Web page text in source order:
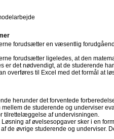
forudsætter en væsentlig
forudsætter ligeledes, at den
er det nødvendigt, at de studerende
overføres til Excel med det formål at
herunder det forventede
de studerende og underviser
tilrettelæggelse af undervisningen.
af øvelsesopgaver sker i en
de øvrige studerende og underviser.